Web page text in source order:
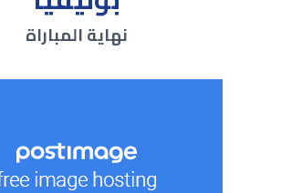
نهاية المباراة